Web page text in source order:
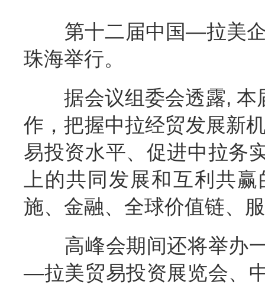
第十二届中国—拉美企
珠海举行。
据会议组委会透露, 本届
作，把握中拉经贸发展新
易投资水平、促进中拉务
上的共同发展和互利共
施、金融、全球价值链、
高峰会期间还将举办一
—拉美贸易投资展览会、